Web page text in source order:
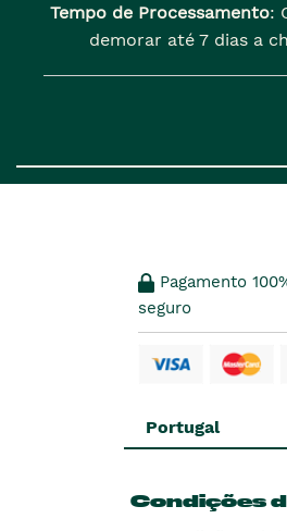
Tempo de Processamento:
demorar até 7 dias a
Pagamento
seguro
Portugal
Condições